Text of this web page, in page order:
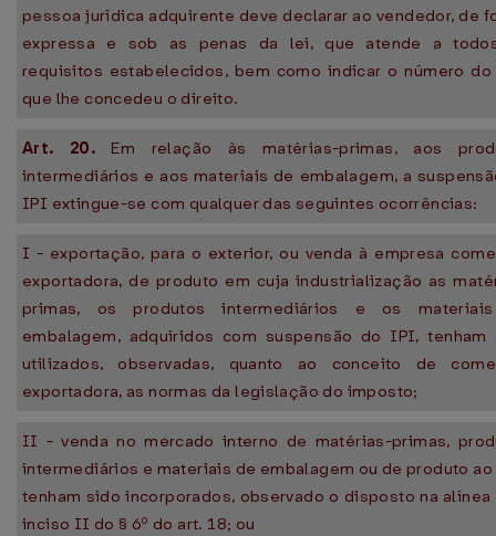
pessoa jurídica adquirente deve declarar ao vendedor, de
expressa e sob as penas da lei, que atende a
requisitos estabelecidos, bem como indicar o número do
que lhe concedeu o direito.
Art. 20. Em relação às matérias-primas, aos
intermediários e aos materiais de embalagem, a
IPI extingue-se com qualquer das seguintes ocorrências:
I - exportação, para o exterior, ou venda à empresa
exportadora, de produto em cuja industrialização as
primas, os produtos intermediários e os
embalagem, adquiridos com suspensão do IPI, tenham
utilizados, observadas, quanto ao conceito de
exportadora, as normas da legislação do imposto;
II - venda no mercado interno de matérias-primas,
intermediários e materiais de embalagem ou de produto ao
tenham sido incorporados, observado o disposto na alínea
inciso II do § 6º do art. 18; ou